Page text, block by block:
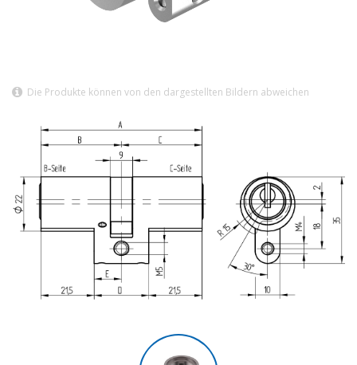
Die Produkte können von den dargestellten Bildern abweichen